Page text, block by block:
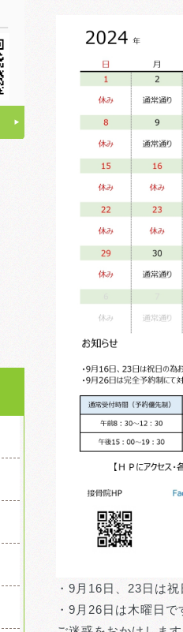
・9月16日、23日は
・9月26日は木曜日